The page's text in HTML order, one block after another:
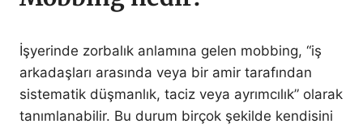
İşyerinde zorbalık anlamına gelen mobbing, “iş
arkadaşları arasında veya bir amir tarafından
sistematik düşmanlık, taciz veya ayrımcılık” olarak
tanımlanabilir. Bu durum birçok şekilde kendisini